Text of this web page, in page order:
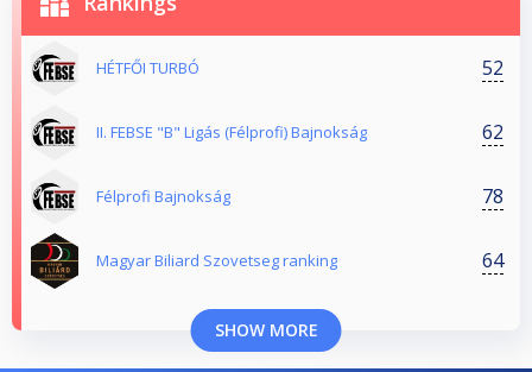
HÉTFŐI TURBÓ 52
II. FEBSE "B" Ligás (Félprofi) Bajnokság 62
Félprofi Bajnokság 78
Magyar Biliard Szovetseg ranking 64
SHOW MORE